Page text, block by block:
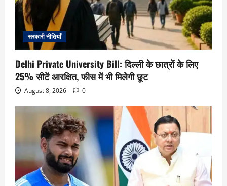
सरकारी नीतियाँ
Delhi Private University Bill: दिल्ली के छात्रों के लिए
25% सीटें आरक्षित, फीस में भी मिलेगी छूट
August 8, 2026 0